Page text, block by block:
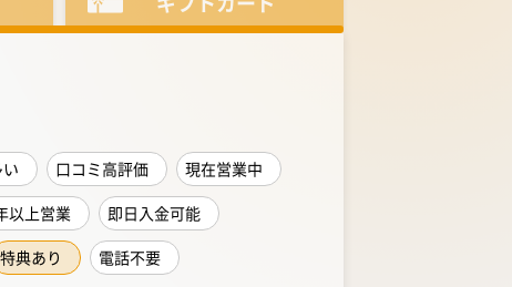
オンラインキャッシュは
18... もっと見る
口コミ高評価
現在営業中
以上営業
即日入金可能
特典あり
電話不要